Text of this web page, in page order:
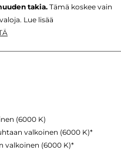
takia. Tämä koskee vain
Lue lisää
(6000 K)
valkoinen (6000 K)*
valkoinen (6000 K)*